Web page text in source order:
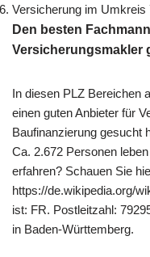
Versicherung im Umkreis
Den besten
Versicherungsmakler
In diesen PLZ Bereichen
einen guten Anbieter für
Baufinanzierung gesucht
Ca. 2.672 Personen
erfahren? Schauen Sie
https://de.wikipedia.org/
ist: FR. Postleitzahl:
in Baden-Württemberg.